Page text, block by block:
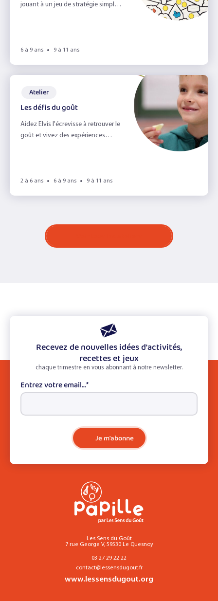
jouant à un jeu de stratégie simple
6 à 9 ans 9 à 11 ans
Atelier
Les défis du goût
Aidez Elvis l'écrevisse à retrouver le
goût et vivez des expériences
2 à 6 ans 6 à 9 ans 9 à 11 ans
Recevez de nouvelles idées d'activités,
recettes et jeux
chaque trimestre en vous abonnant à notre newsletter.
Entrez votre email...*
Je m'abonne
Les Sens du Goût
7 rue George V, 59530 Le Quesnoy
03 27 29 22 22
contact@lessensdugout.fr
www.lessensdugout.org